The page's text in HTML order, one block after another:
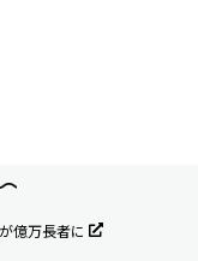
億万長者に